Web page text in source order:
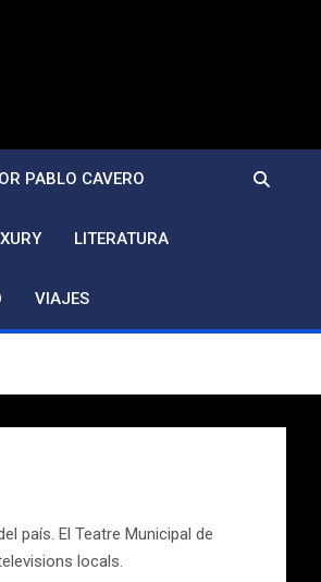
PABLO CAVERO
LITERATURA
VIAJES
país. El Teatre Municipal de
locals.